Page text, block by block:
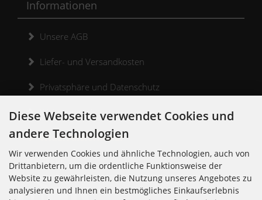
Informationen
Unsere AGB
Liefer- und Versandkosten
Privatsphäre und Datenschutz
Widerrufsrecht
Widerrufsformular
Kontakt
Diese Webseite verwendet Cookies und
andere Technologien
Wir verwenden Cookies und ähnliche Technologien, auch von
Drittanbietern, um die ordentliche Funktionsweise der
Website zu gewährleisten, die Nutzung unseres Angebotes zu
analysieren und Ihnen ein bestmögliches Einkaufserlebnis